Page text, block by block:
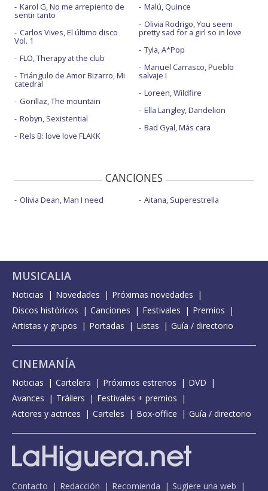
Karol G, No me arrepiento de
sentir tanto
Carlos Vives, El último disco
Vol. 1
FLO, Therapy at the club
Triángulo de Amor Bizarro, Mi
catedral
Gorillaz, The mountain
Robyn, Sexistential
Rels B: love love FLAKK
Malú, Quince
Olivia Rodrigo, You seem
pretty sad for a girl so in love
Tyla, A*Pop
Manuel Carrasco, Pueblo
salvaje I
Loreen, Wildfire
Ella Langley, Dandelion
Bad Gyal, Más cara
CANCIONES
Olivia Dean, Man I need Aitana, Superestrella
MUSICALIA
Noticias Novedades
Próximas novedades
Discos históricos
Canciones Festivales
Premios
Artistas y grupos
Portadas Listas Guía / directorio
CINEMANÍA
Noticias Cartelera Próximos estrenos
DVD
Avances
Tráilers
Festivales + premios
Actores y actrices
Carteles Box-office Guía / directorio
Contacto Redacción Recomienda Sugiere una web